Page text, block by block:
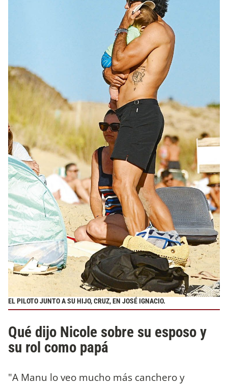
EL PILOTO JUNTO A SU HIJO, CRUZ, EN JOSÉ IGNACIO.
Qué dijo Nicole sobre su esposo y
su rol como papá
"A Manu lo veo mucho más canchero y